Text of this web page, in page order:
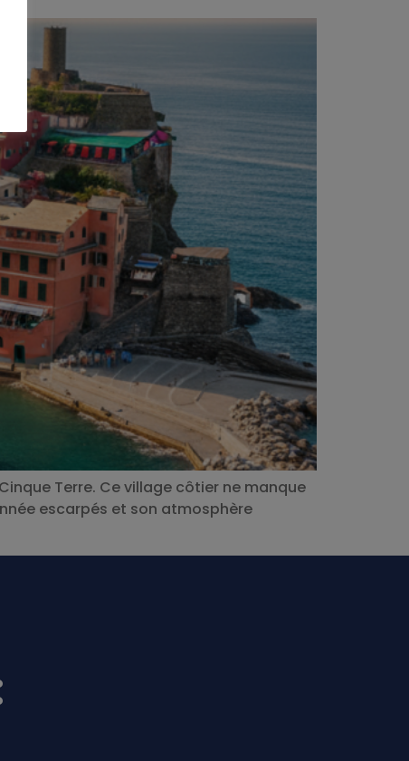
Terre. Ce village côtier ne manque
escarpés et son atmosphère